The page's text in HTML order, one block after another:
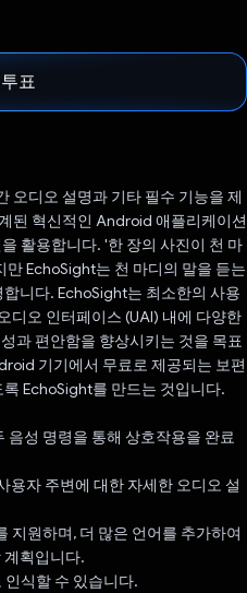
투표
오디오 설명과 기타 필수 기능을 제
된 혁신적인 Android 애플리케이션
활용합니다. '한 장의 사진이 천 마
EchoSight는 천 마디의 말을 듣는
니다. EchoSight는 최소한의 사용
디오 인터페이스 (UAI) 내에 다양한
과 편안함을 향상시키는 것을 목표
기기에서 무료로 제공되는 보편
EchoSight를 만드는 것입니다.
음성 명령을 통해 상호작용을 완료
자 주변에 대한 자세한 오디오 설
지원하며, 더 많은 언어를 추가하여
계획입니다.
식할 수 있습니다.